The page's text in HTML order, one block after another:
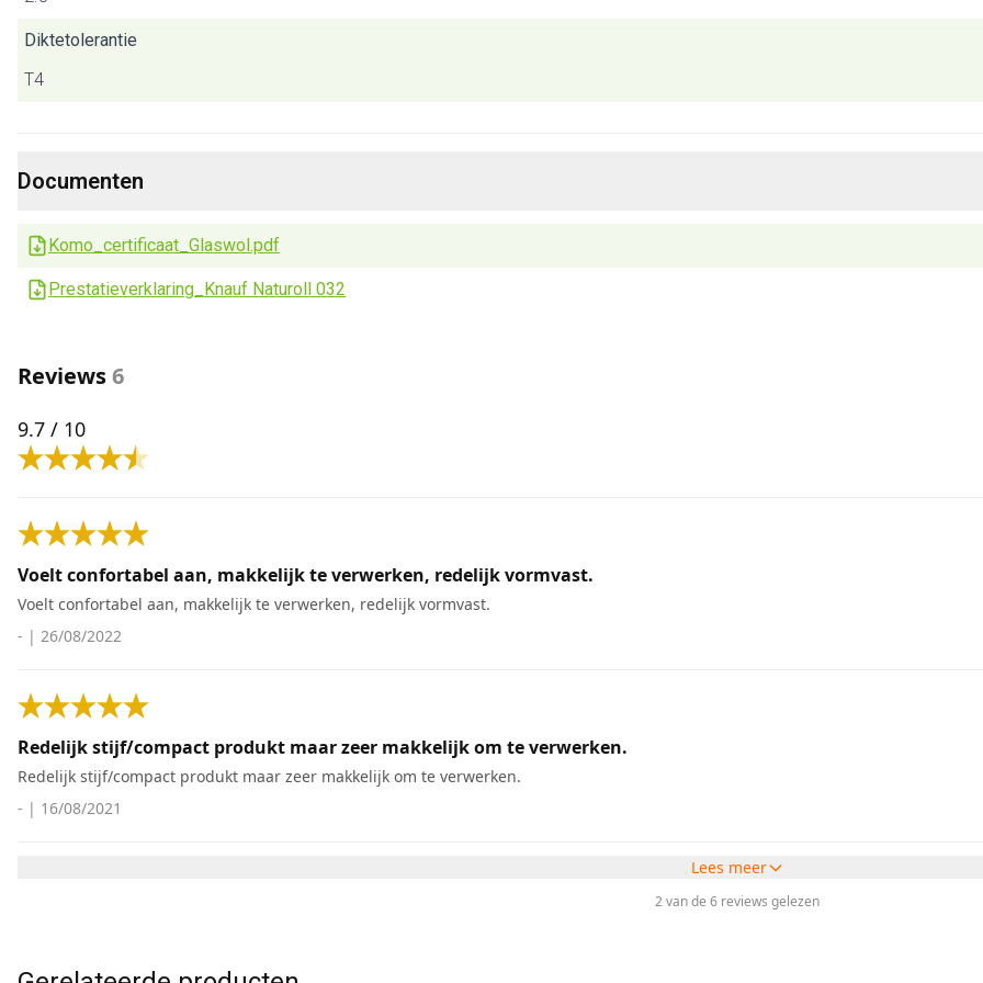
Diktetolerantie
T4
Documenten
Komo_certificaat_Glaswol.pdf
Prestatieverklaring_Knauf Naturoll 032
Reviews6
9.7 / 10
Voelt confortabel aan, makkelijk te verwerken, redelijk vormvast.
Voelt confortabel aan, makkelijk te verwerken, redelijk vormvast.
- | 26/08/2022
Redelijk stijf/compact produkt maar zeer makkelijk om te verwerken.
Redelijk stijf/compact produkt maar zeer makkelijk om te verwerken.
- | 16/08/2021
Lees meer
2 van de 6 reviews gelezen